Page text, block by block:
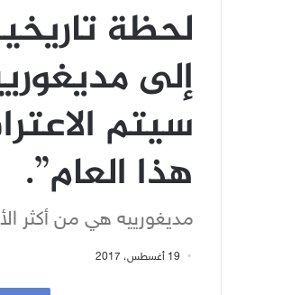
لحظة
إلى
سيتم
هذا العام”.
مديغورييه هي من أكثر
19 أغسطس، 2017